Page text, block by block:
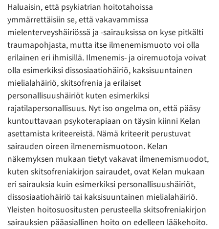
Haluaisin, että psykiatrian hoitotahoissa
ymmärrettäisiin se, että vakavammissa
mielenterveyshäiriössä ja -sairauksissa on kyse pitkälti
traumapohjasta, mutta itse ilmenemismuoto voi olla
erilainen eri ihmisillä. Ilmenemis- ja oiremuotoja voivat
olla esimerkiksi dissosiaatiohäiriö, kaksisuuntainen
mielialahäiriö, skitsofrenia ja erilaiset
personallisuushäiriöt kuten esimerkiksi
rajatilapersonallisuus. Nyt iso ongelma on, että pääsy
kuntouttavaan psykoterapiaan on täysin kiinni Kelan
asettamista kriteereistä. Nämä kriteerit perustuvat
sairauden oireen ilmenemismuotoon. Kelan
näkemyksen mukaan tietyt vakavat ilmenemismuodot,
kuten skitsofreniakirjon sairaudet, ovat Kelan mukaan
eri sairauksia kuin esimerkiksi personallisuushäiriöt,
dissosiaatiohäiriö tai kaksisuuntainen mielialahäiriö.
Yleisten hoitosuositusten perusteella skitsofreniakirjon
sairauksien pääasiallinen hoito on edelleen lääkehoito.